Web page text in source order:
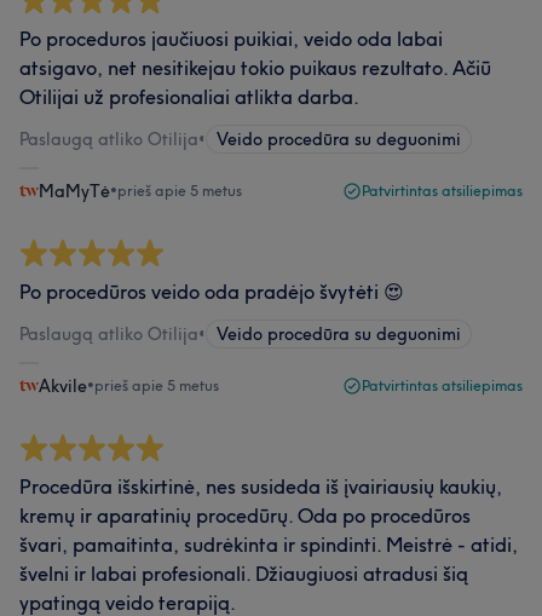
Po proceduros jaučiuosi puikiai, veido oda labai
atsigavo, net nesitikejau tokio puikaus rezultato. Ačiū
Otilijai už profesionaliai atlikta darba.
Paslaugą atliko Otilija• Veido procedūra su deguonimi
MaMyTė•prieš apie 5 metus Patvirtintas atsiliepimas
Po procedūros veido oda pradėjo švytėti 😍
Paslaugą atliko Otilija• Veido procedūra su deguonimi
Akvile•prieš apie 5 metus Patvirtintas atsiliepimas
Procedūra išskirtinė, nes susideda iš įvairiausių kaukių,
kremų ir aparatinių procedūrų. Oda po procedūros
švari, pamaitinta, sudrėkinta ir spindinti. Meistrė - atidi,
švelni ir labai profesionali. Džiaugiuosi atradusi šią
ypatingą veido terapiją.